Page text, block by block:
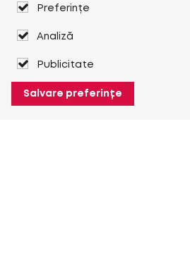
Preferințe
Analiză
Publicitate
Salvare preferințe